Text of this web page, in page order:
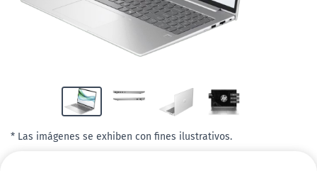
* Las imágenes se exhiben con fines ilustrativos.